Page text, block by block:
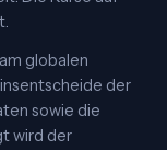
globalen
der
sowie die
wird der